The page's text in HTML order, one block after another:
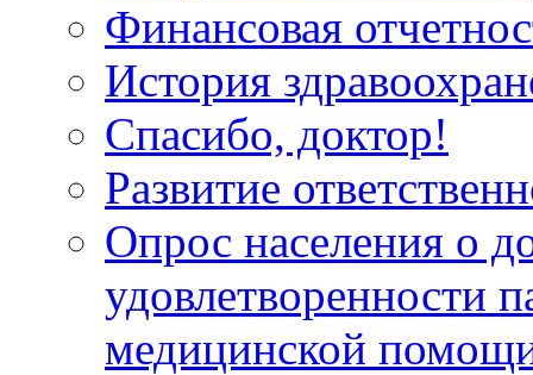
Финансовая
История
Спасибо, доктор!
Развитие
Опрос населения о
удовлетворенности
медицинской